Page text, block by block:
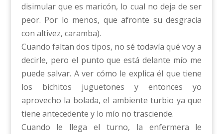
disimular que es maricón, lo cual no deja de ser
peor. Por lo menos, que afronte su desgracia
con altivez, caramba).
Cuando faltan dos tipos, no sé todavía qué voy a
decirle, pero el punto que está delante mío me
puede salvar. A ver cómo le explica él que tiene
los bichitos juguetones y entonces yo
aprovecho la bolada, el ambiente turbio ya que
tiene antecedente y lo mío no trasciende.
Cuando le llega el turno, la enfermera le